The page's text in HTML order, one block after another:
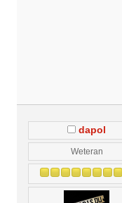
dapol
Weteran